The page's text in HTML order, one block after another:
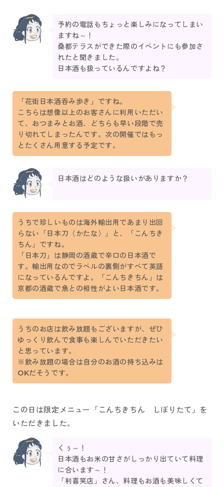
予約の電話もちょっと楽しみになってしまい
ますね～！
桑都テラスができた際のイベントにも参加さ
れたと聞きました。
日本酒も扱っているんですよね？
「花街日本酒呑み歩き」ですね。
こちらは想像以上のお客さんに利用いただい
て、おつまみとお酒、どちらも早い段階で売
り切れてしまったんです。次の開催ではもっ
とたくさん用意する予定です。
日本酒はどのような扱いがありますか？
うちで珍しいものは海外輸出用であまり出回
らない「日本刀（かたな）」と、「こんちき
ちん」ですね。
「日本刀」は静岡の酒蔵で辛口の日本酒で
す。輸出用なのでラベルの裏側がすべて英語
になっているんですよ。「こんちきちん」は
京都の酒蔵で魚との相性がよい日本酒です。
うちのお店は飲み放題もございますが、ぜひ
ゆっくり飲んで食事も楽しんでいただきたい
と思っています。
※飲み放題の場合は自分のお酒の持ち込みは
OKだそうです。
この日は限定メニュー「こんちきちん しぼりたて」を
いただきました。
くぅ～！
日本酒もお米の甘さがしっかり出ていて料理
に合います～！
「利喜笑店」さん、料理もお酒も美味しくて